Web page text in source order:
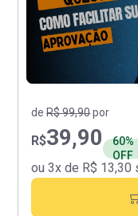
deR$ 99,90por
R$39,90
60%
OFF
ou 3x de R$ 13,30